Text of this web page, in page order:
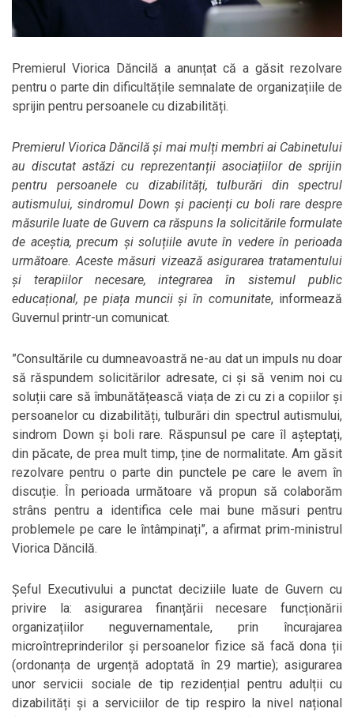
Premierul Viorica Dăncilă a anunțat că a găsit rezolvare
pentru o parte din dificultățile semnalate de organizațiile de
sprijin pentru persoanele cu dizabilități.
Premierul Viorica Dăncilă și mai mulți membri ai Cabinetului
au discutat astăzi cu reprezentanții asociațiilor de sprijin
pentru persoanele cu dizabilități, tulburări din spectrul
autismului, sindromul Down și pacienți cu boli rare despre
măsurile luate de Guvern ca răspuns la solicitările formulate
de aceștia, precum și soluțiile avute în vedere în perioada
următoare. Aceste măsuri vizează asigurarea tratamentului
și terapiilor necesare, integrarea în sistemul public
educațional, pe piața muncii și în comunitate, informează
Guvernul printr-un comunicat.
”Consultările cu dumneavoastră ne-au dat un impuls nu doar
să răspundem solicitărilor adresate, ci și să venim noi cu
soluții care să îmbunătățească viața de zi cu zi a copiilor și
persoanelor cu dizabilități, tulburări din spectrul autismului,
sindrom Down și boli rare. Răspunsul pe care îl așteptați,
din păcate, de prea mult timp, ține de normalitate. Am găsit
rezolvare pentru o parte din punctele pe care le avem în
discuție. În perioada următoare vă propun să colaborăm
strâns pentru a identifica cele mai bune măsuri pentru
problemele pe care le întâmpinați”, a afirmat prim-ministrul
Viorica Dăncilă.
Șeful Executivului a punctat deciziile luate de Guvern cu
privire la: asigurarea finanțării necesare funcționării
organizațiilor neguvernamentale, prin încurajarea
microîntreprinderilor și persoanelor fizice să facă dona ții
(ordonanța de urgență adoptată în 29 martie); asigurarea
unor servicii sociale de tip rezidențial pentru adulții cu
dizabilități și a serviciilor de tip respiro la nivel național